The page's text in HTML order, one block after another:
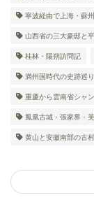
寧波経由で上海・蘇
山西省の三大豪邸と
桂林・陽朔訪問記
満州国時代の史跡巡り
重慶から雲南省シャ
鳳凰古城・張家界・
黄山と安徽南部の古